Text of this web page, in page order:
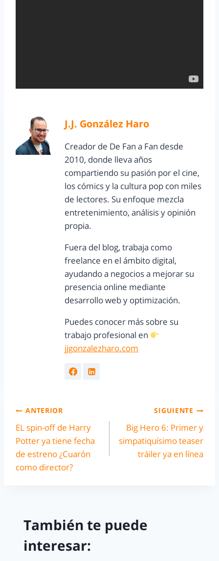
J.J. González Haro
Creador de De Fan a Fan desde
2010, donde lleva años
compartiendo su pasión por el cine,
los cómics y la cultura pop con miles
de lectores. Su enfoque mezcla
entretenimiento, análisis y opinión
propia.
Fuera del blog, trabaja como
freelance en el ámbito digital,
ayudando a negocios a mejorar su
presencia online mediante
desarrollo web y optimización.
Puedes conocer más sobre su
trabajo profesional en
jjgonzalezharo.com
ANTERIOR
EL spin-off de Harry
Potter ya tiene fecha
de estreno ¿Cuarón
como director?
SIGUIENTE
Big Hero 6: Primer y
simpatiquísimo teaser
tráiler ya en línea
También te puede
interesar: